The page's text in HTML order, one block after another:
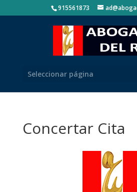
915561873
Seleccionar página
Concertar Cita